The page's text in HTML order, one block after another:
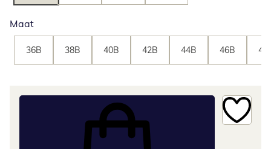
Maat
36B 38B 40B 42B 44B 46B